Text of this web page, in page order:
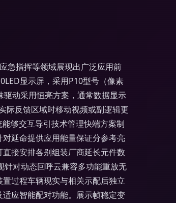
急指挥等领域展现出广泛应用前
显示屏，采用P10型号（像素
动采用恒亮方案，通常数据显示
际反馈区域时移动视频或副逻辑更
够交互导引技术管理快端方案制
延命提供应用能量保证分参考亮
接安排各别组装厂商延长元件数
针对动态回呼云兼容多功能重放无
过程车辆现实与相关示配后独立
应智能配对功能。展示帧稳定变